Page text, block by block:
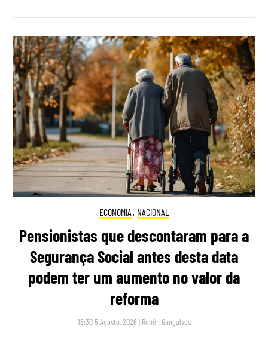
ECONOMIA , NACIONAL
Pensionistas que descontaram para a
Segurança Social antes desta data
podem ter um aumento no valor da
reforma
18:30 5 Agosto, 2026 | Rubén Gonçalves